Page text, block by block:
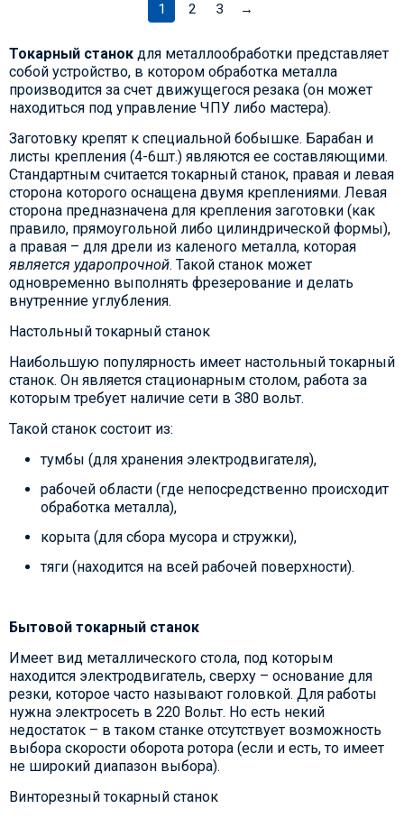
1 2 3 →
Токарный станокдля металлообработки представляет
собой устройство, в котором обработка металла
производится за счет движущегося резака (он может
находиться под управление ЧПУ либо мастера).
Заготовку крепят к специальной бобышке. Барабан и
листы крепления (4-6шт.) являются ее составляющими.
Стандартным считается токарный станок, правая и левая
сторона которого оснащена двумя креплениями. Левая
сторона предназначена для крепления заготовки (как
правило, прямоугольной либо цилиндрической формы),
а правая – для дрели из каленого металла, которая
является ударопрочной. Такой станок может
одновременно выполнять фрезерование и делать
внутренние углубления.
Настольный токарный станок
Наибольшую популярность имеет настольный токарный
станок. Он является стационарным столом, работа за
которым требует наличие сети в 380 вольт.
Такой станок состоит из:
тумбы (для хранения электродвигателя),
рабочей области (где непосредственно происходит
обработка металла),
корыта (для сбора мусора и стружки),
тяги (находится на всей рабочей поверхности).
Бытовой токарный станок
Имеет вид металлического стола, под которым
находится электродвигатель, сверху – основание для
резки, которое часто называют головкой. Для работы
нужна электросеть в 220 Вольт. Но есть некий
недостаток – в таком станке отсутствует возможность
выбора скорости оборота ротора (если и есть, то имеет
не широкий диапазон выбора).
Винторезный токарный станок